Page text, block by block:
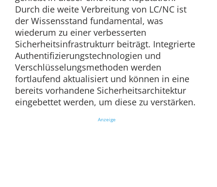
Durch die weite Verbreitung von LC/NC ist
der Wissensstand fundamental, was
wiederum zu einer verbesserten
Sicherheitsinfrastrukturr beiträgt. Integrierte
Authentifizierungstechnologien und
Verschlüsselungsmethoden werden
fortlaufend aktualisiert und können in eine
bereits vorhandene Sicherheitsarchitektur
eingebettet werden, um diese zu verstärken.
Anzeige